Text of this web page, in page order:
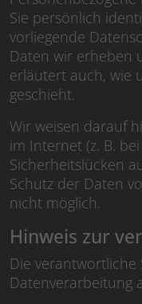
Sie persönlich
vorliegende
Daten wir erheben
erläutert auch, wie
geschieht.
Wir weisen darauf
im Internet (z. B.
Sicherheitslücken
Schutz der Daten
nicht möglich.
Hinweis zur
Die verantwortliche
Datenverarbeitung